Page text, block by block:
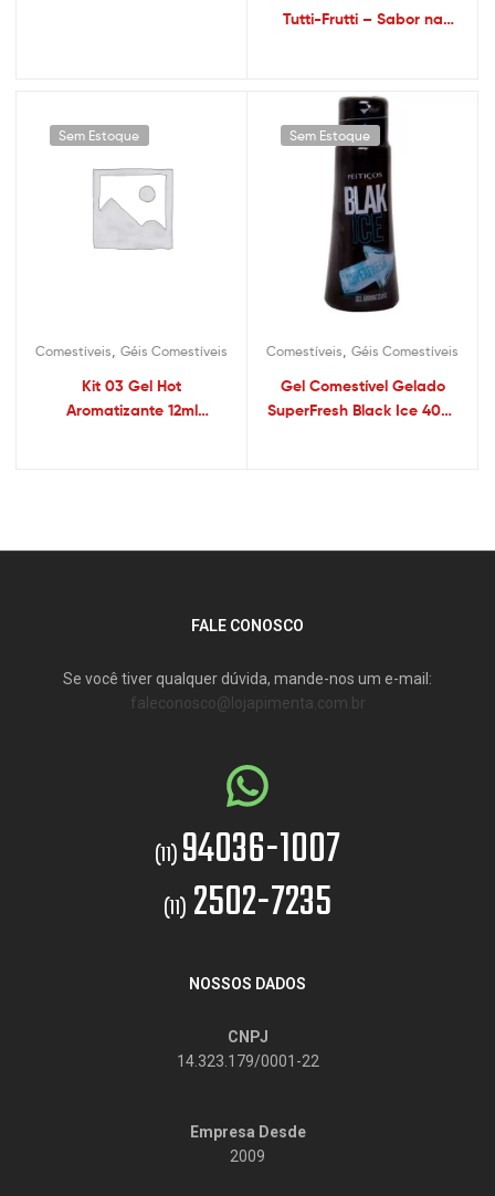
Tutti-Frutti – Sabor na
Sem Estoque
Comestíveis Géis Comestíveis
Kit 03 Gel Hot
Aromatizante 12ml
Sem Estoque
Comestíveis Géis Comestíveis
Gel Comestível Gelado
SuperFresh Black Ice 40ml
FALE CONOSCO
Se você tiver qualquer dúvida, mande-nos um e-mail:
faleconosco@lojapimenta.com.br
(11) 94036-1007
(11) 2502-7235
NOSSOS DADOS
CNPJ
14.323.179/0001-22
Empresa Desde
2009